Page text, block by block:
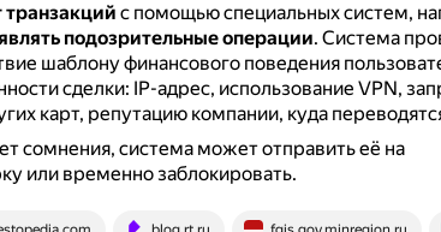
транзакций с помощью специальных систем,
подозрительные операции. Система
шаблону финансового поведения
сделки: IP-адрес, использование VPN,
карт, репутацию компании, куда
сомнения, система может отправить её на
или временно заблокировать.